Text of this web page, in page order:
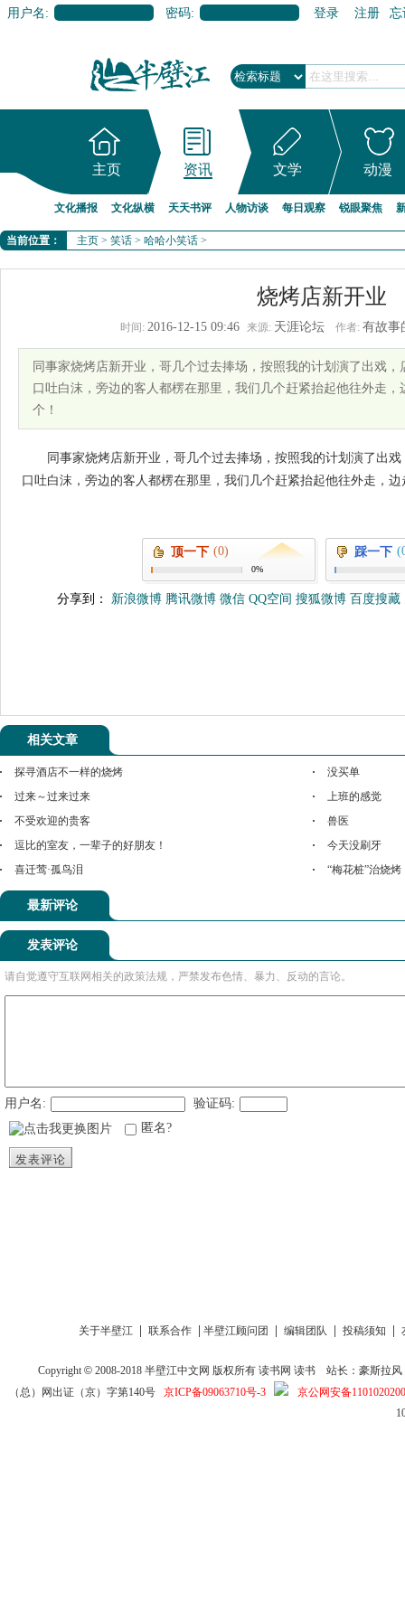
用户名: 密码: 登录 注册 忘
主页 资讯 文学 动漫
文化播报 文化纵横 天天书评 人物访谈 每日观察 锐眼聚焦
当前位置： 主页 > 笑话 > 哈哈小笑话 >
烧烤店新开业
时间: 2016-12-15 09:46 来源: 天涯论坛 作者: 有故事
同事家烧烤店新开业，哥几个过去捧场，按照我的计划演了出戏
口吐白沫，旁边的客人都楞在那里，我们几个赶紧抬起他往外走
个！
同事家烧烤店新开业，哥几个过去捧场，按照我的计划演了出
口吐白沫，旁边的客人都楞在那里，我们几个赶紧抬起他往外走，
顶一下 (0)
0%
踩一下
分享到： 新浪微博 腾讯微博 微信 QQ空间 搜狐微博 百度搜藏
相关文章
探寻酒店不一样的烧烤
没买单
过来～过来过来
上班的感觉
不受欢迎的贵客
兽医
逗比的室友，一辈子的好朋友！
今天没刷牙
喜迁莺·孤鸟泪
“梅花桩”治烧烤
最新评论
发表评论
请自觉遵守互联网相关的政策法规，严禁发布色情、暴力、反动的言论。
用户名:
验证码:
匿名?
发表评论
关于半壁江 联系合作 半壁江顾问团 编辑团队 投稿须知
Copyright © 2008-2018半壁江中文网 版权所有读书网 读书
站长：豪斯拉风
（总）网出证（京）字第140号 京ICP备09063710号-3
京公网安备